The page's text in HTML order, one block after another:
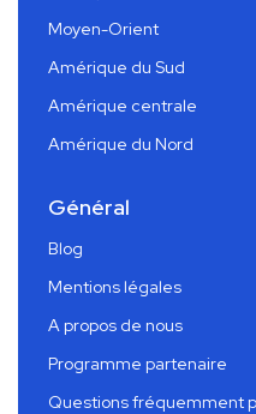
Moyen-Orient
Amérique du Sud
Amérique centrale
Amérique du Nord
Général
Blog
Mentions légales
A propos de nous
Programme partenaire
Questions fréquemment